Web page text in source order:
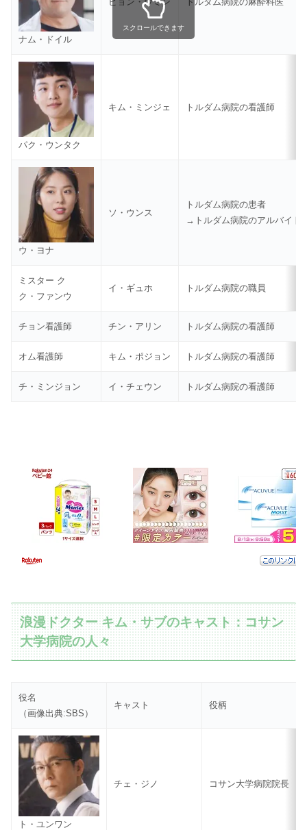
ナム・ドイル
パク・ウンタク
キム・ミンジェ トルダム病院の看護師
ウ・ヨナ
ソ・ウンス
トルダム病院の患者
→トルダム病院のアルバイト
ミスター ク
ク・ファンウ
イ・ギュホ トルダム病院の職員
チョン看護師 チン・アリン トルダム病院の看護師
オム看護師 キム・ポジョン トルダム病院の看護師
チ・ミンジョン イ・チェウン トルダム病院の看護師
スクロールできます
浪漫ドクター キム・サブのキャスト：コサン
大学病院の人々
役名
（画像出典:SBS）
キャスト 役柄
ト・ユンワン
チェ・ジノ コサン大学病院院長